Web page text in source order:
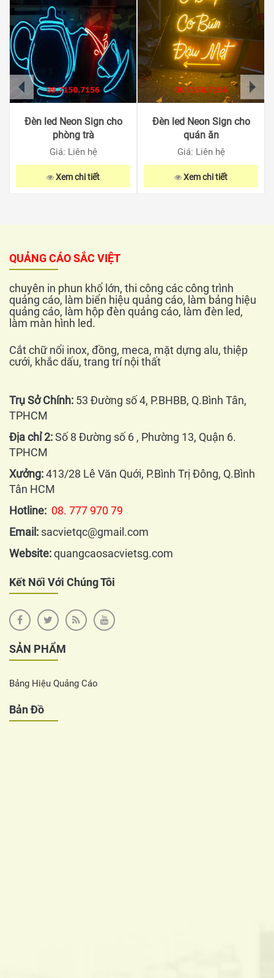
Đèn led Neon Sign cho
phòng trà
Giá: Liên hệ
Xem chi tiết
Đèn led Neon Sign cho
quán ăn
Giá: Liên hệ
Xem chi tiết
prev next
QUẢNG CÁO SẮC VIỆT
chuyên in phun khổ lớn, thi công các công trình
quảng cáo, làm biển hiệu quảng cáo, làm bảng hiệu
quảng cáo, làm hộp đèn quảng cáo, làm đèn led,
làm màn hình led.
Cắt chữ nổi inox, đồng, meca, mặt dựng alu, thiệp
cưới, khắc dấu, trang trí nội thất
Trụ Sở Chính: 53 Đường số 4, P.BHBB, Q.Bình Tân,
TPHCM
Địa chỉ 2:Số 8 Đường số 6 , Phường 13, Quận 6.
TPHCM
Xưởng:413/28 Lê Văn Quới, P.Bình Trị Đông, Q.Bình
Tân HCM
Hotline: 08. 777 970 79
Email: sacvietqc@gmail.com
Website:quangcaosacvietsg.com
Kết Nối Với Chúng Tôi
SẢN PHẨM
Bảng Hiệu Quảng Cáo
Bản Đồ